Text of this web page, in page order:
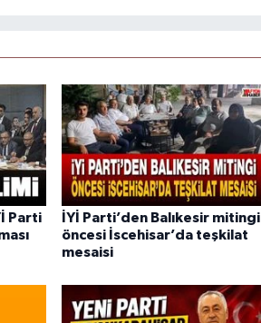
Parti
İYİ Parti’den Balıkesir mitingi
öncesi İscehisar’da teşkilat
mesaisi